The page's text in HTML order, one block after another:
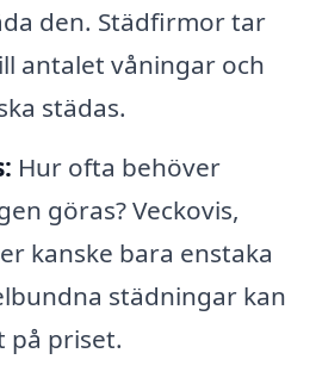
den. Städfirmor tar
antalet våningar och
städas.
Hur ofta behöver
göras? Veckovis,
kanske bara enstaka
städningar kan
på priset.